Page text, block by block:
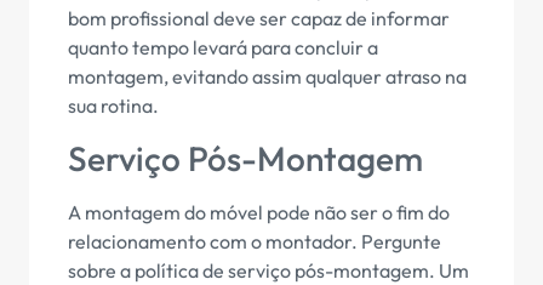
bom profissional deve ser capaz de informar
quanto tempo levará para concluir a
montagem, evitando assim qualquer atraso na
sua rotina.
Serviço Pós-Montagem
A montagem do móvel pode não ser o fim do
relacionamento com o montador. Pergunte
sobre a política de serviço pós-montagem. Um